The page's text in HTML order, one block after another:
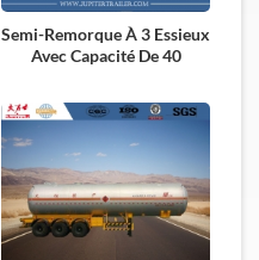
Semi-Remorque À 3 Essieux
Avec Capacité De 40
Vide